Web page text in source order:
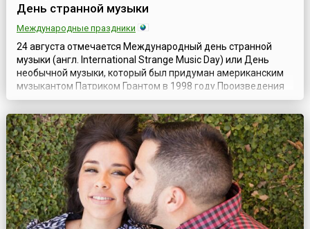
День странной музыки
Международные праздники
24 августа отмечается Международный день странной
музыки (англ. International Strange Music Day) или День
необычной музыки, который был придуман американским
музыкантом Патриком Грантом в 1998 году.Произведения
этого композитора представляют собой синтез различных
жанров и стилей — от популярной и классической музыки
до пост-панка, эмбиента и этнической музыки. В начале
своей творческой карьер...